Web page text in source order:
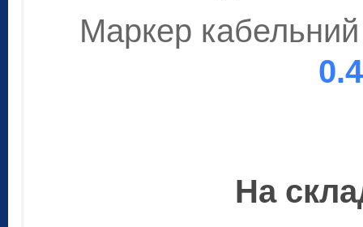
Маркер
На